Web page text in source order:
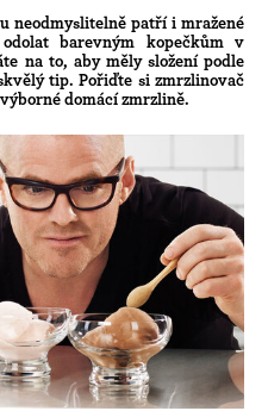
neodmyslitelně patří i mražené
barevným kopečkům v
na to, aby měly složení podle
tip. Pořiďte si zmrzlinovač
domácí zmrzlině.